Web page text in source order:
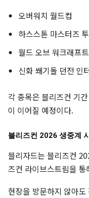
오버워치 월드컵
하스스톤 마스터즈
월드 오브 워크래프
신화 쐐기돌 던전 인
각 종목은 블리즈컨 기
이 이어질 예정이다.
블리즈컨 2026 생중계
블리자드는 블리즈컨
즈컨 라이브스트림을
현장을 방문하지 않아